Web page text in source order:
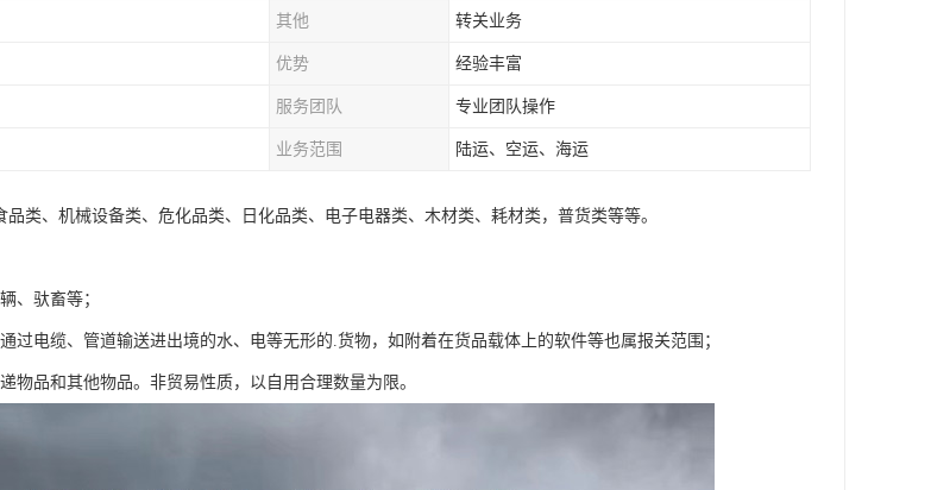
其他 转关业务
优势 经验丰富
服务团队 专业团队操作
业务范围 陆运、空运、海运
类、机械设备类、危化品类、日化品类、电子电器类、木材类、耗材类，普货类等等。
、驮畜等；
过电缆、管道输送进出境的水、电等无形的.货物，如附着在货品载体上的软件等也属报关范围；
物品和其他物品。非贸易性质，以自用合理数量为限。